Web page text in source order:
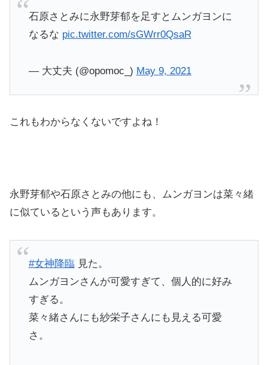
石原さとみに永野芽郁を足すとムンガヨンに
なるな pic.twitter.com/sGWrr0QsaR
— 大丈夫 (@opomoc_) May 9, 2021
これもわからなくないですよね！
永野芽郁や石原さとみの他にも、ムンガヨンは菜々緒
に似ているという声もあります。
#女神降臨 見た。
ムンガヨンさんが可愛すぎて、個人的に好み
すぎる。
菜々緒さんにも紗栄子さんにも見える可愛
さ。